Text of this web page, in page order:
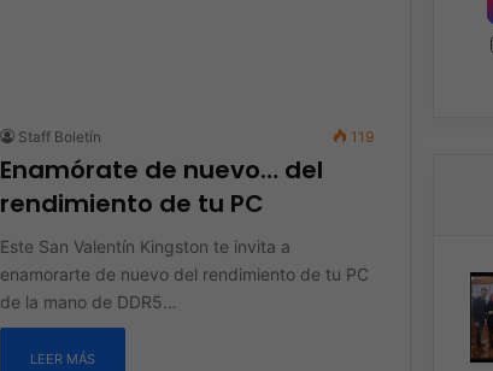
Staff Boletín 119
Enamórate de nuevo… del
rendimiento de tu PC
Este San Valentín Kingston te invita a
enamorarte de nuevo del rendimiento de tu PC
de la mano de DDR5…
LEER MÁS